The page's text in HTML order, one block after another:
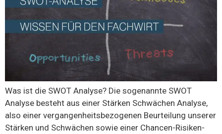
Was ist die SWOT Analyse? Die sogenannte SWOT
Analyse besteht aus einer Stärken Schwächen Analyse,
also einer vergangenheitsbezogenen Beurteilung unserer
Stärken und Schwächen sowie einer Chancen-Risiken-